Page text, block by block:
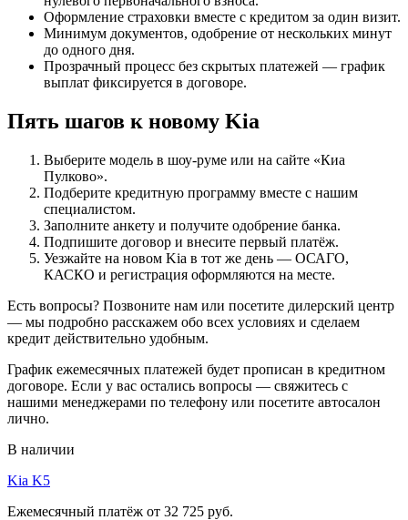
Оформление страховки вместе с кредитом за один визит.
Минимум документов, одобрение от нескольких минут
до одного дня.
Прозрачный процесс без скрытых платежей — график
выплат фиксируется в договоре.
Пять шагов к новому Kia
Выберите модель в шоу‑руме или на сайте «Киа
Пулково».
Подберите кредитную программу вместе с нашим
специалистом.
Заполните анкету и получите одобрение банка.
Подпишите договор и внесите первый платёж.
Уезжайте на новом Kia в тот же день — ОСАГО,
КАСКО и регистрация оформляются на месте.
Есть вопросы? Позвоните нам или посетите дилерский центр
— мы подробно расскажем обо всех условиях и сделаем
кредит действительно удобным.
График ежемесячных платежей будет прописан в кредитном
договоре. Если у вас остались вопросы — свяжитесь с
нашими менеджерами по телефону или посетите автосалон
лично.
В наличии
Kia K5
Ежемесячный платёж от 32 725 руб.